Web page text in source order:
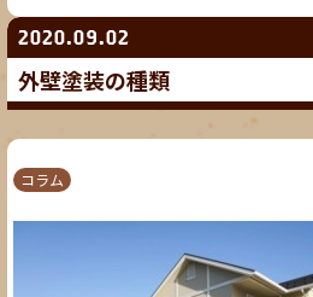
2020.09.02
外壁塗装の種類
コラム